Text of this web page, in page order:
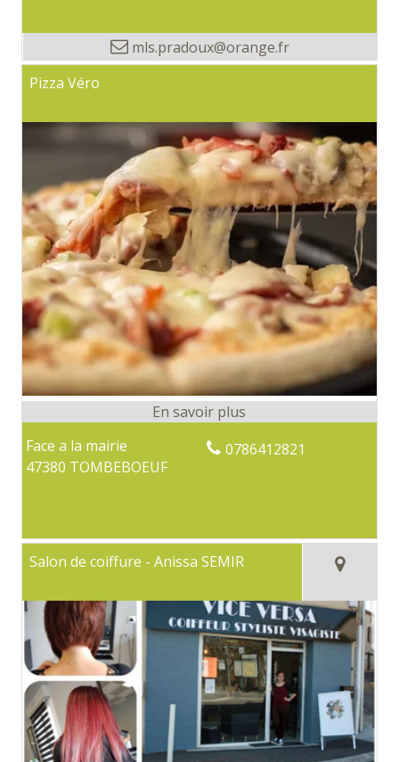
mls.pradoux@orange.fr
Pizza Véro
Face a la mairie
47380 TOMBEBOEUF
0786412821
Salon de coiffure - Anissa SEMIR